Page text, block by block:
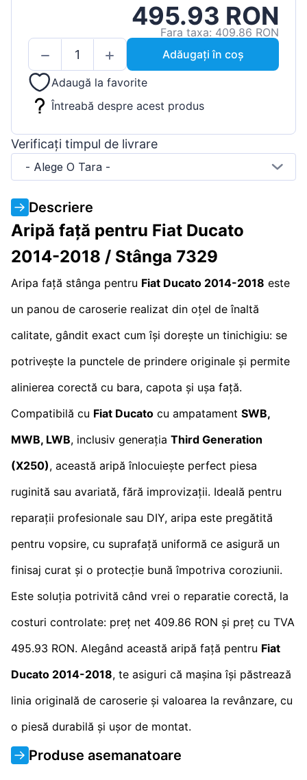
495.93 RON
Fara taxa: 409.86 RON
Adăugați în coș
Adaugă la favorite
Întreabă despre acest produs
Verificați timpul de livrare
- Alege O Tara -
Descriere
Aripă față pentru Fiat Ducato
2014-2018 / Stânga 7329
Aripa față stânga pentru Fiat Ducato 2014-2018 este
un panou de caroserie realizat din oțel de înaltă
calitate, gândit exact cum își dorește un tinichigiu: se
potrivește la punctele de prindere originale și permite
alinierea corectă cu bara, capota și ușa față.
Compatibilă cu Fiat Ducato cu ampatament SWB,
MWB, LWB, inclusiv generația Third Generation
(X250), această aripă înlocuiește perfect piesa
ruginită sau avariată, fără improvizații. Ideală pentru
reparații profesionale sau DIY, aripa este pregătită
pentru vopsire, cu suprafață uniformă ce asigură un
finisaj curat și o protecție bună împotriva coroziunii.
Este soluția potrivită când vrei o reparatie corectă, la
costuri controlate: preț net 409.86 RON și preț cu TVA
495.93 RON. Alegând această aripă față pentru Fiat
Ducato 2014-2018, te asiguri că mașina își păstrează
linia originală de caroserie și valoarea la revânzare, cu
o piesă durabilă și ușor de montat.
Produse asemanatoare